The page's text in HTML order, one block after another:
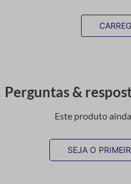
Perguntas &
Este produto
SEJA O